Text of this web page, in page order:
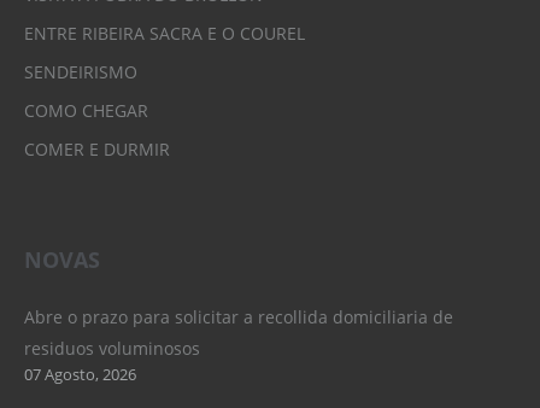
ENTRE RIBEIRA SACRA E O COUREL
SENDEIRISMO
COMO CHEGAR
COMER E DURMIR
NOVAS
Abre o prazo para solicitar a recollida domiciliaria de
residuos voluminosos
07 Agosto, 2026